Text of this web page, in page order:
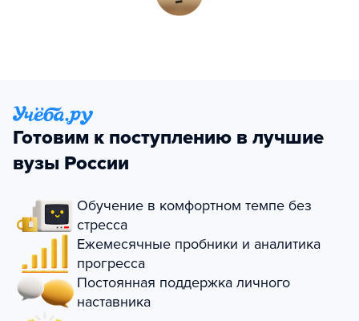
Готовим к поступлению в лучшие
вузы России
Обучение в комфортном темпе без
стресса
Ежемесячные пробники и аналитика
прогресса
Постоянная поддержка личного
наставника